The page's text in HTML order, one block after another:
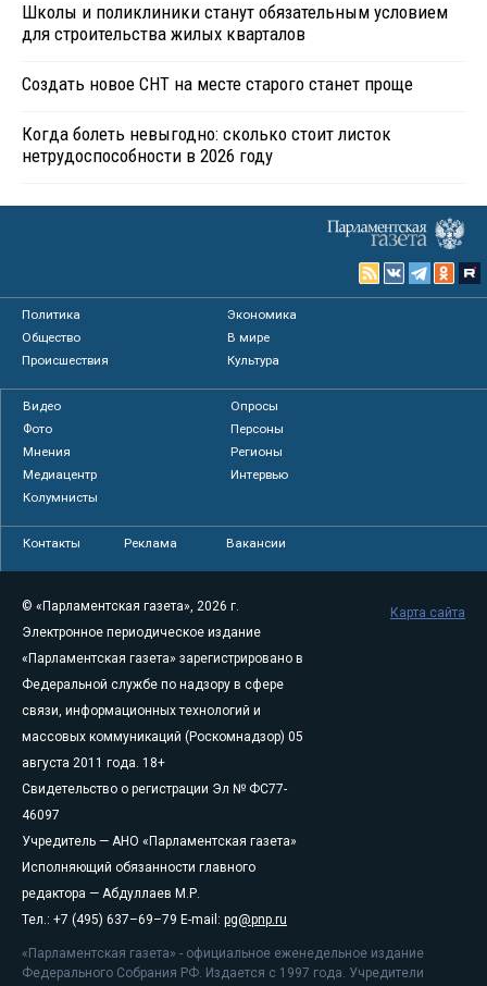
Школы и поликлиники станут обязательным условием
для строительства жилых кварталов
Создать новое СНТ на месте старого станет проще
Когда болеть невыгодно: сколько стоит листок
нетрудоспособности в 2026 году
Политика
Экономика
Общество
В мире
Происшествия
Культура
Видео
Опросы
Фото
Персоны
Мнения
Регионы
Медиацентр
Интервью
Колумнисты
Контакты Реклама Вакансии
© «Парламентская газета», 2026 г.
Электронное периодическое издание
«Парламентская газета» зарегистрировано в
Федеральной службе по надзору в сфере
связи, информационных технологий и
массовых коммуникаций (Роскомнадзор) 05
августа 2011 года. 18+
Свидетельство о регистрации Эл № ФС77-
46097
Учредитель — АНО «Парламентская газета»
Исполняющий обязанности главного
редактора — Абдуллаев М.Р.
Тел.: +7 (495) 637–69–79 E-mail: pg@pnp.ru
«Парламентская газета» - официальное еженедельное издание
Федерального Собрания РФ. Издается с 1997 года. Учредители
Карта сайта